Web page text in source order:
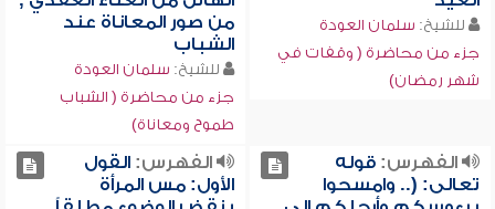
للشيخ: سلمان العودة
جزء من محاضرة ( وقفات في
شهر رمضان)
من صور المعاناة عند
الشباب
للشيخ: سلمان العودة
جزء من محاضرة ( الشباب
طموح ومعاناة)
الفهرس:قوله
تعالى: (.. وامسحوا
الفهرس:القول
الأول: مس المرأة